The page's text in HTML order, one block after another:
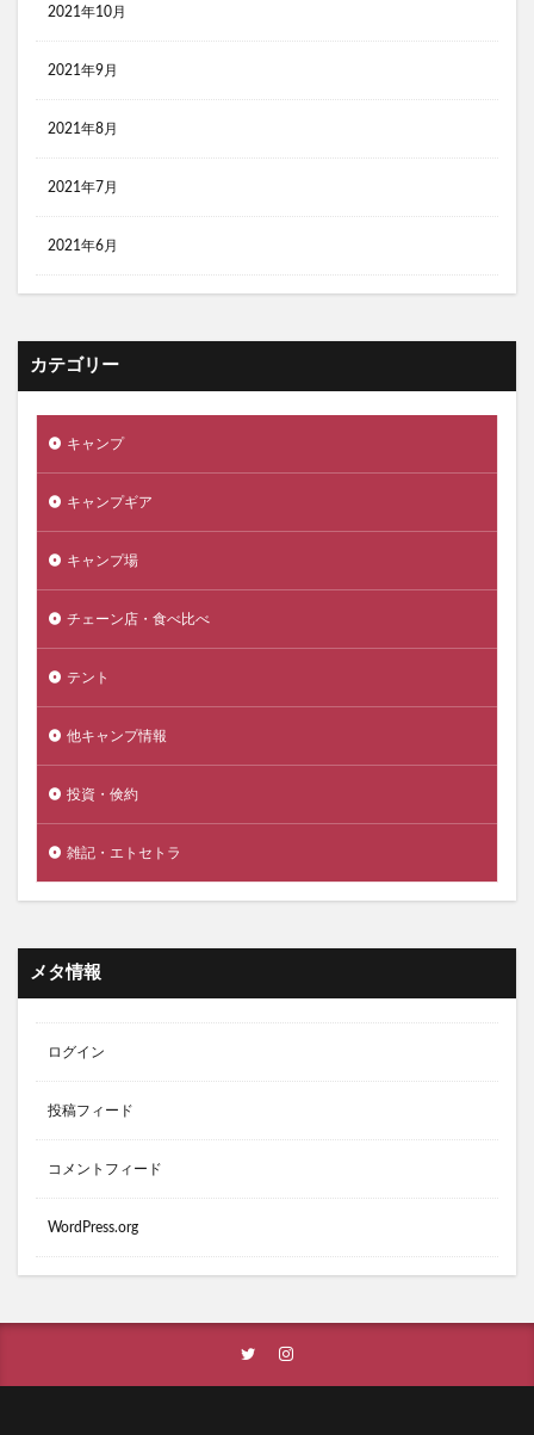
2021年10月
2021年9月
2021年8月
2021年7月
2021年6月
カテゴリー
キャンプ
キャンプギア
キャンプ場
チェーン店・食べ比べ
テント
他キャンプ情報
投資・倹約
雑記・エトセトラ
メタ情報
ログイン
投稿フィード
コメントフィード
WordPress.org